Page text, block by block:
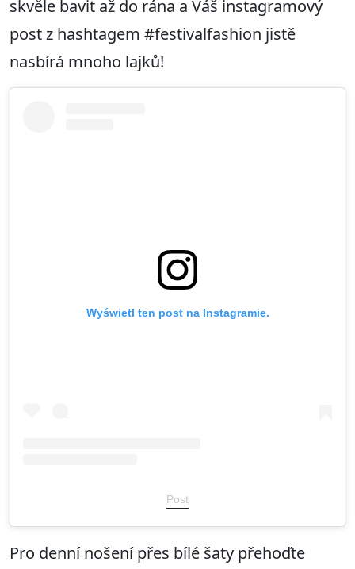
skvěle bavit až do rána a Váš instagramový
post z hashtagem #festivalfashion jistě
nasbírá mnoho lajků!
Wyświetl ten post na Instagramie.
Post
Pro denní nošení přes bílé šaty přehoďte